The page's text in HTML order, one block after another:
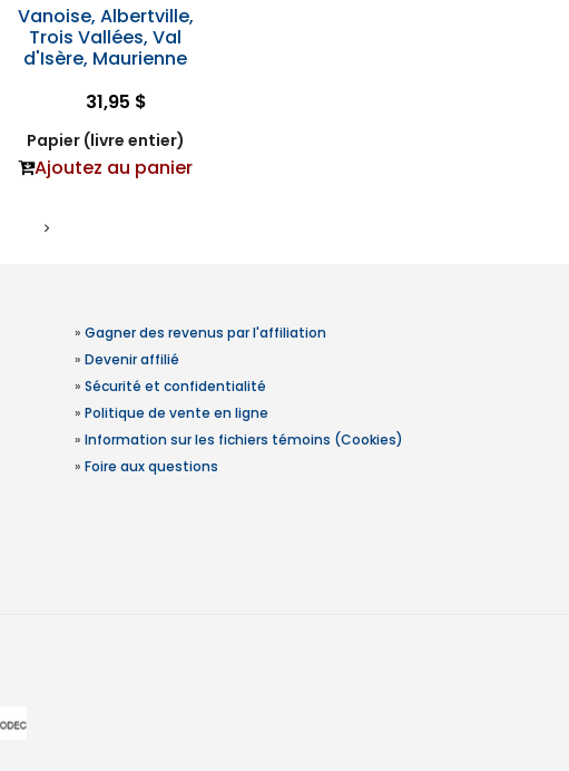
Vanoise, Albertville,
Trois Vallées, Val
d'Isère, Maurienne
31,95 $
Papier (livre entier)
Ajoutez au panier
» Gagner des revenus par l'affiliation
» Devenir affilié
» Sécurité et confidentialité
» Politique de vente en ligne
» Information sur les fichiers témoins (Cookies)
» Foire aux questions